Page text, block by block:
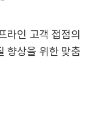
라인 고객 접점의
향상을 위한 맞춤